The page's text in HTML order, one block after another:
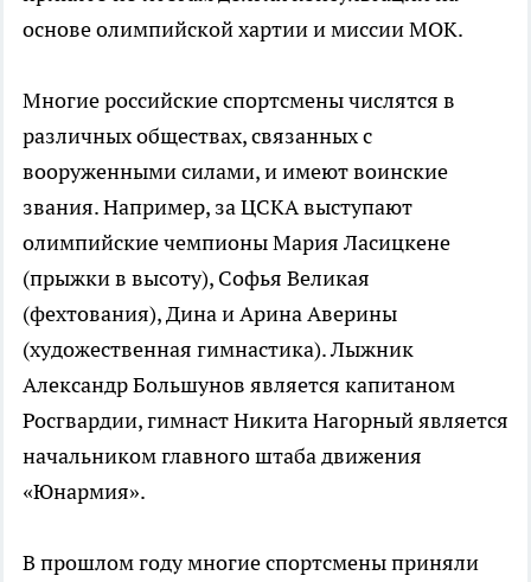
основе олимпийской хартии и миссии МОК.
Многие российские спортсмены числятся в
различных обществах, связанных с
вооруженными силами, и имеют воинские
звания. Например, за ЦСКА выступают
олимпийские чемпионы Мария Ласицкене
(прыжки в высоту), Софья Великая
(фехтования), Дина и Арина Аверины
(художественная гимнастика). Лыжник
Александр Большунов является капитаном
Росгвардии, гимнаст Никита Нагорный является
начальником главного штаба движения
«Юнармия».
В прошлом году многие спортсмены приняли